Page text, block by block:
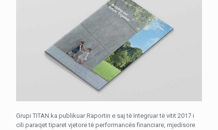
Grupi TITAN ka publikuar Raportin e saj të Integruar të vitit 2017 i
cili paraqet tiparet vjetore të performancës financiare, mjedisore